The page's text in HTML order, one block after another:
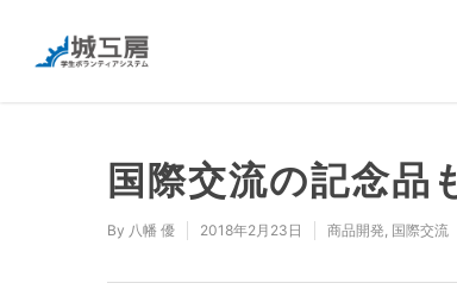
国際交流の記念品
By 八幡 優 2018年2月23日 商品開発, 国際交流